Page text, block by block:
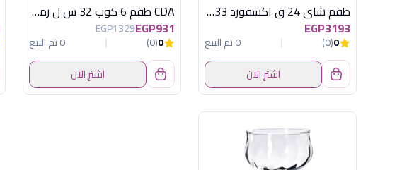
طقم شاى 24 ق اكسفورد TJ0033
EGP3193
0
(0)
0 تم البيع
اشترِ الآن
CDA طقم 6 كوب 32 س ل رمادى انتوشن
EGP931
EGP1329
0
(0)
0 تم البيع
اشترِ الآن